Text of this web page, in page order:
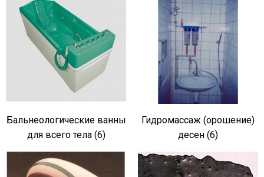
Бальнеологические ванны
для всего тела (6)
Гидромассаж (орошение)
десен (6)